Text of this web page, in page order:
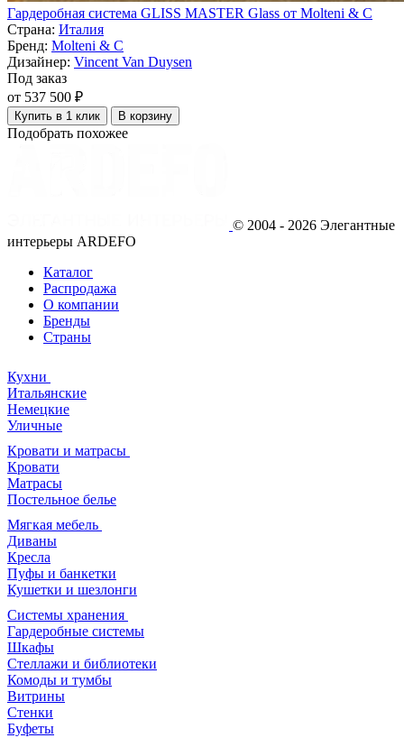
Гардеробная система GLISS MASTER Glass от Molteni & C
Страна: Италия
Бренд: Molteni & C
Дизайнер: Vincent Van Duysen
Под заказ
от 537 500 ₽
Купить в 1 клик В корзину
Подобрать похожее
© 2004 - 2026 Элегантные
интерьеры ARDEFO
Каталог
Распродажа
О компании
Бренды
Страны
Кухни
Итальянские
Немецкие
Уличные
Кровати и матрасы
Кровати
Матрасы
Постельное белье
Мягкая мебель
Диваны
Кресла
Пуфы и банкетки
Кушетки и шезлонги
Системы хранения
Гардеробные системы
Шкафы
Стеллажи и библиотеки
Комоды и тумбы
Витрины
Стенки
Буфеты